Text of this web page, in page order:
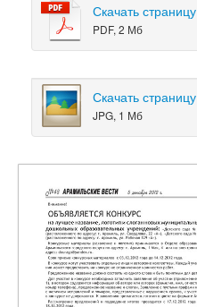
Скачать страницу
PDF, 2 Мб
Скачать страницу
JPG, 1 Мб